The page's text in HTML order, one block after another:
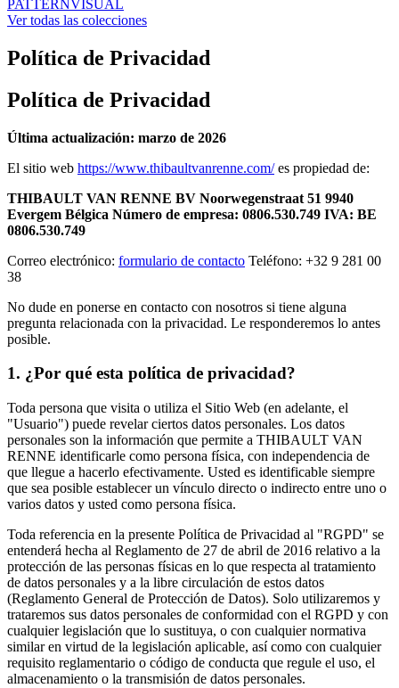
PATTERNVISUAL
Ver todas las colecciones
Política de Privacidad
Política de Privacidad
Última actualización: marzo de 2026
El sitio web https://www.thibaultvanrenne.com/es propiedad de:
THIBAULT VAN RENNE BV Noorwegenstraat 51 9940
Evergem Bélgica Número de empresa: 0806.530.749 IVA: BE
0806.530.749
Correo electrónico: formulario de contacto Teléfono: +32 9 281 00
38
No dude en ponerse en contacto con nosotros si tiene alguna
pregunta relacionada con la privacidad. Le responderemos lo antes
posible.
1. ¿Por qué esta política de privacidad?
Toda persona que visita o utiliza el Sitio Web (en adelante, el
"Usuario") puede revelar ciertos datos personales. Los datos
personales son la información que permite a THIBAULT VAN
RENNE identificarle como persona física, con independencia de
que llegue a hacerlo efectivamente. Usted es identificable siempre
que sea posible establecer un vínculo directo o indirecto entre uno o
varios datos y usted como persona física.
Toda referencia en la presente Política de Privacidad al "RGPD" se
entenderá hecha al Reglamento de 27 de abril de 2016 relativo a la
protección de las personas físicas en lo que respecta al tratamiento
de datos personales y a la libre circulación de estos datos
(Reglamento General de Protección de Datos). Solo utilizaremos y
trataremos sus datos personales de conformidad con el RGPD y con
cualquier legislación que lo sustituya, o con cualquier normativa
similar en virtud de la legislación aplicable, así como con cualquier
requisito reglamentario o código de conducta que regule el uso, el
almacenamiento o la transmisión de datos personales.